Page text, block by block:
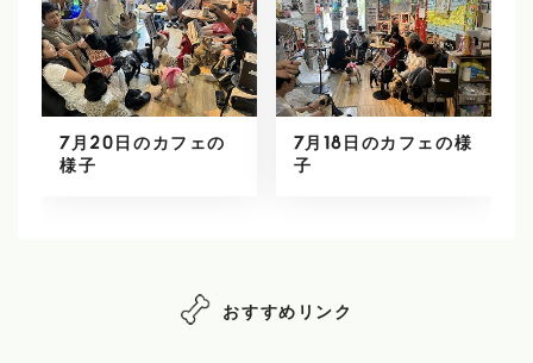
7月20日のカフェの
様子
7月18日のカフェの様
子
おすすめリンク